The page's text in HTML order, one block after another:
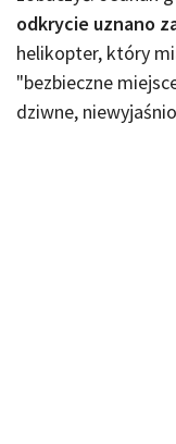
odkrycie uznano
helikopter, który
"bezbieczne
dziwne,